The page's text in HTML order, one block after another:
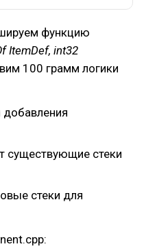
функцию
ItemDef, int32
100 грамм логики
существующие стеки
стеки для